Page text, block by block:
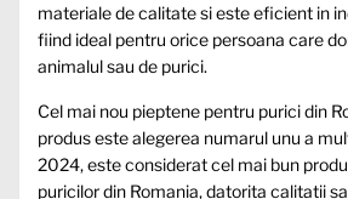
materiale de calitate si este eficient in
fiind ideal pentru orice persoana care
animalul sau de purici.
Cel mai nou pieptene pentru purici din
produs este alegerea numarul unu a
2024, este considerat cel mai bun
puricilor din Romania, datorita calitatii